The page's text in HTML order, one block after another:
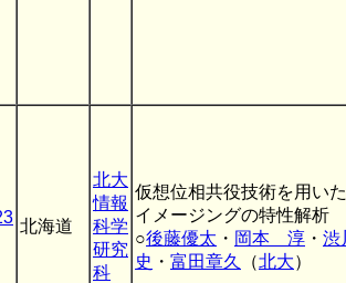
北海道
北大
情報
科学
研究
科
仮想位相共役技術を用い
イメージングの特性解析
○後藤優太 ・ 岡本 淳 ・ 渋
史 ・ 富田章久 （北大）